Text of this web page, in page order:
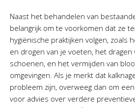
Naast het behandelen van
belangrijk om te voorkomen dat ze
hygiënische praktijken volgen, zoals
en drogen van je voeten, het
schoenen, en het vermijden van
omgevingen. Als je merkt dat
probleem zijn, overweeg dan om
voor advies over verdere